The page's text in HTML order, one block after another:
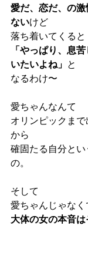
愛だ、恋だ、の
ないけど
落ち着いてくると
「やっぱり、息
いたいよね」 と
なるわけ〜
愛ちゃんなんて
オリンピックま
から
確固たる自分と
の。
そして
愛ちゃんじゃなく
大体の女の本音